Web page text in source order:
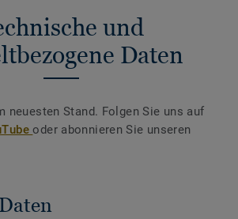
und
Daten
neuesten Stand. Folgen Sie uns auf
oder abonnieren Sie unseren